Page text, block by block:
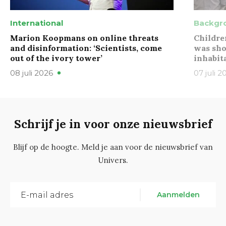
International
Marion Koopmans on online threats
and disinformation: ‘Scientists, come
out of the ivory tower’
08 juli 2026
was
07 juli
Schrijf je in voor onze nieuwsbrief
Blijf op de hoogte. Meld je aan voor de nieuwsbrief van
Univers.
Aanmelden